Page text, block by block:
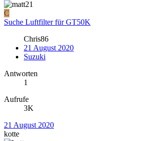
C
Suche Luftfilter für GT50K
Chris86
21 August 2020
Suzuki
Antworten
1
Aufrufe
3K
21 August 2020
kotte